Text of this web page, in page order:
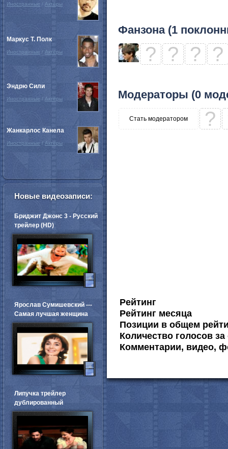
Фанзона (1
? ? ? ?
Модераторы (0
Стать модератором ?
Рейтинг
Рейтинг месяца
Позиции в общем
Количество голосов за
Комментарии, видео,
Иностранные / Актёры
Маркус Т. Полк
Иностранные / Актёры
Эндрю Сили
Иностранные / Актёры
Жанкарлос Канела
Иностранные / Актёры
Новые видеозаписи:
Бриджит Джонс 3 - Русский
трейлер (HD)
Ярослав Сумишевский ---
Самая лучшая женщина
Липучка трейлер
дублированный